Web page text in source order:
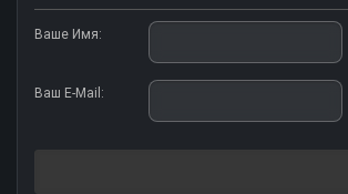
Ваше Имя:
Ваш E-Mail: